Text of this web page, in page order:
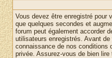
Vous devez être enregistré pour
que quelques secondes et
forum peut également accorder
utilisateurs enregistrés. Avant
connaissance de nos conditions
privée. Assurez-vous de bien